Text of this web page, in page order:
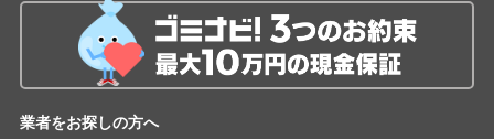
業者をお探しの方へ